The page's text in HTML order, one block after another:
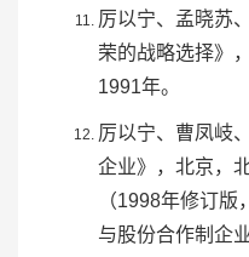
厉以宁、 孟晓苏、
荣的战略选择》
1991年。
厉以宁、 曹凤岐
企业》，北京，
（1998年修订版
与股份合作制企